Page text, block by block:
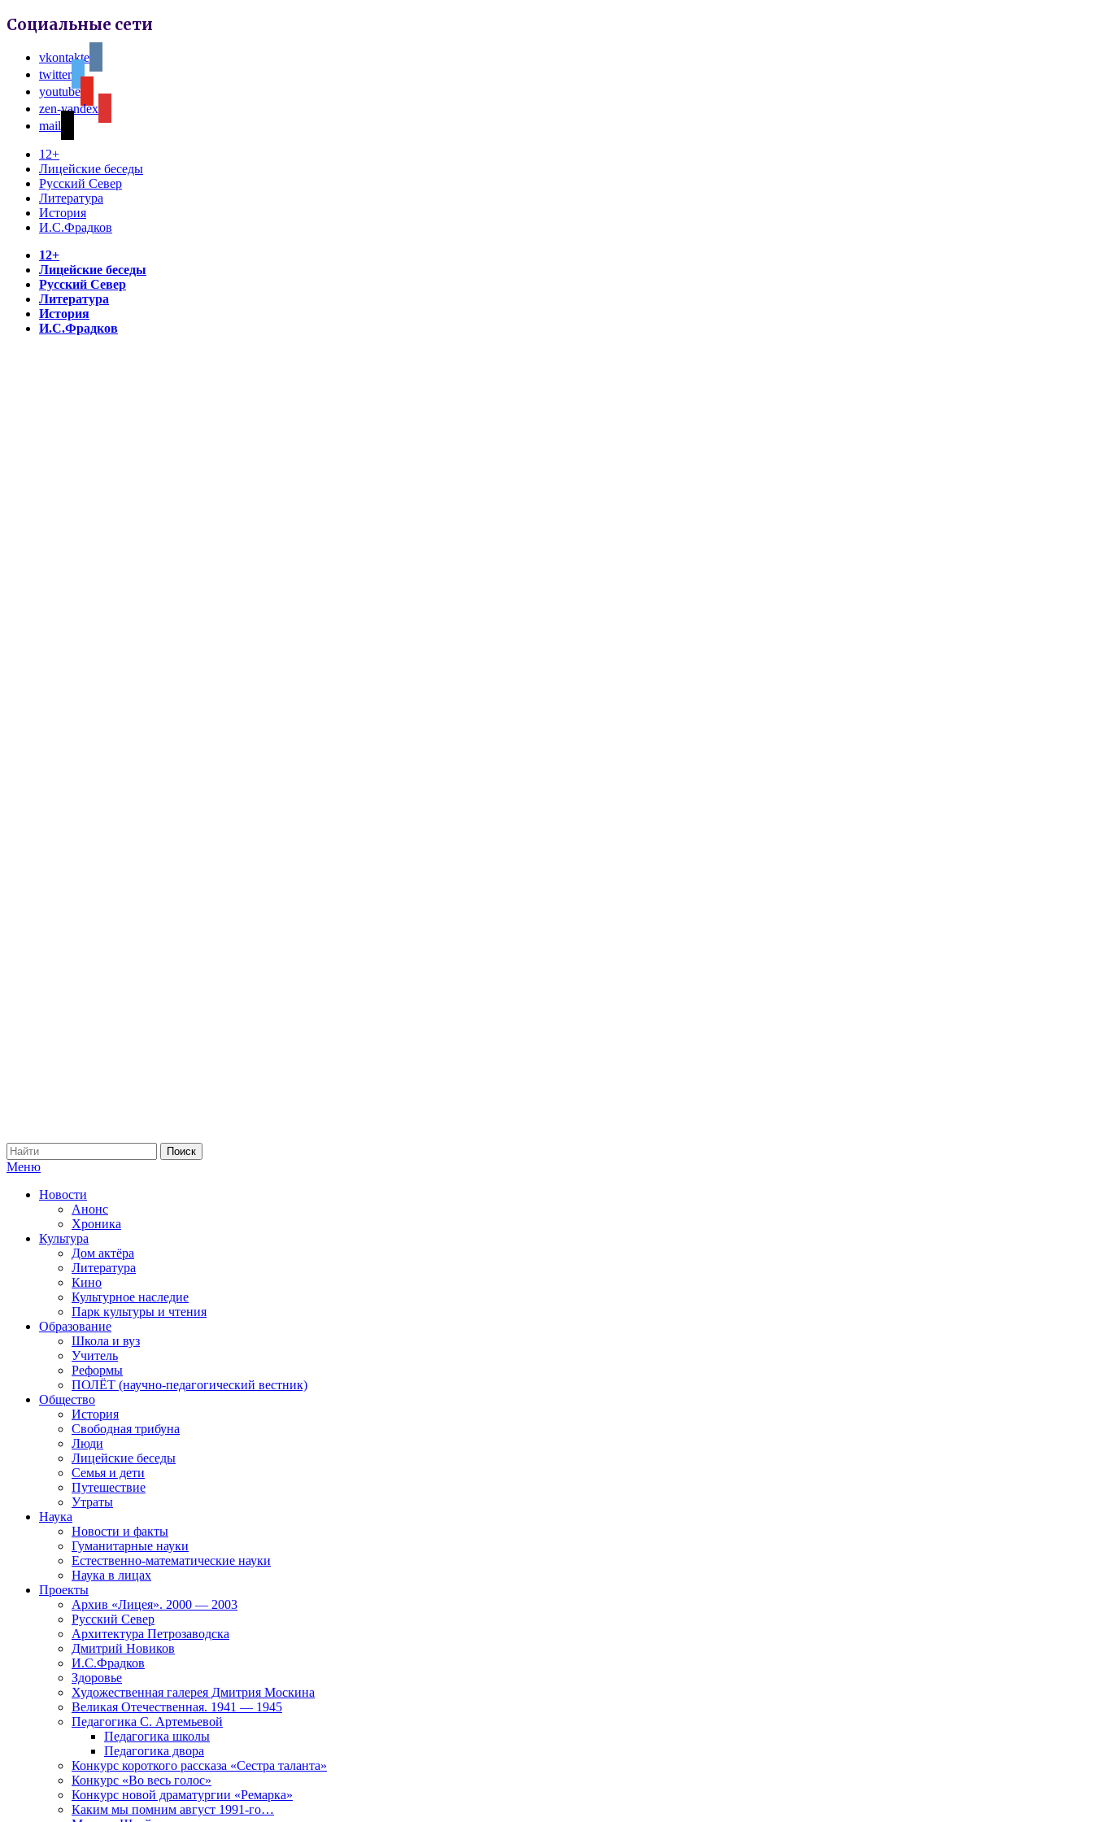
Социальные сети
vkontakte
twitter
youtube
zen-yandex
mail
12+
Лицейские беседы
Русский Север
Литература
История
И.С.Фрадков
12+
Лицейские беседы
Русский Север
Литература
История
И.С.Фрадков
Меню
Новости
Анонс
Хроника
Культура
Дом актёра
Литература
Кино
Культурное наследие
Парк культуры и чтения
Образование
Школа и вуз
Учитель
Реформы
ПОЛЁТ (научно-педагогический вестник)
Общество
История
Свободная трибуна
Люди
Лицейские беседы
Семья и дети
Путешествие
Утраты
Наука
Новости и факты
Гуманитарные науки
Естественно-математические науки
Наука в лицах
Проекты
Архив «Лицея». 2000 — 2003
Русский Север
Архитектура Петрозаводска
Дмитрий Новиков
И.С.Фрадков
Здоровье
Художественная галерея Дмитрия Москина
Великая Отечественная. 1941 — 1945
Педагогика С. Артемьевой
Педагогика школы
Педагогика двора
Конкурс короткого рассказа «Сестра таланта»
Конкурс «Во весь голос»
Конкурс новой драматургии «Ремарка»
Каким мы помним август 1991-го…